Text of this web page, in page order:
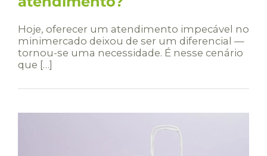
Hoje, oferecer um atendimento impecável no
minimercado deixou de ser um diferencial —
tornou-se uma necessidade. É nesse cenário
que […]